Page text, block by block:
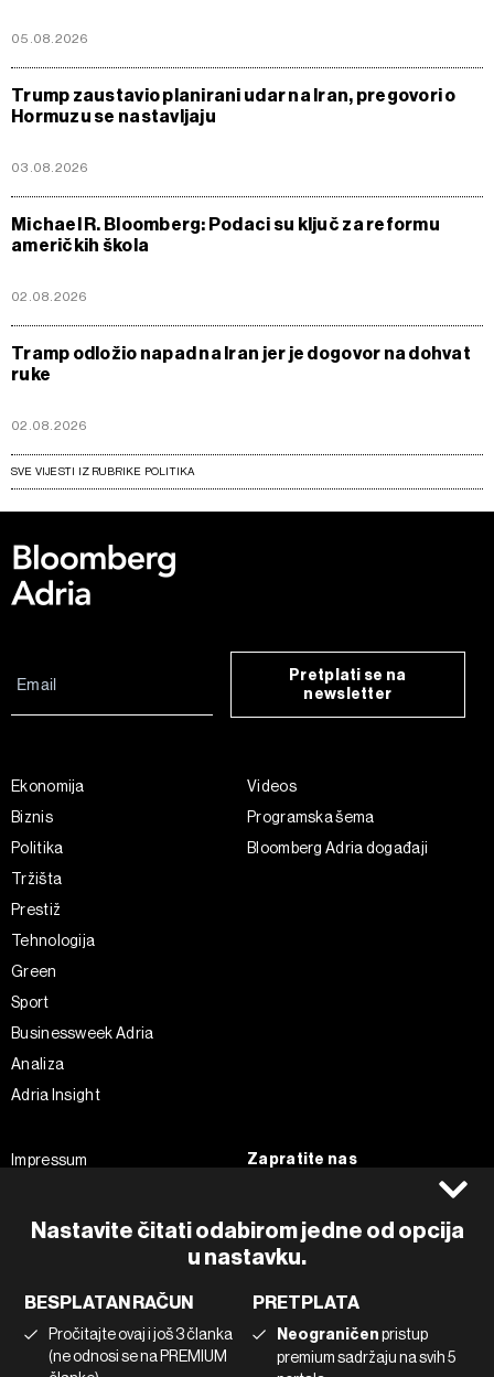
05.08.2026
Trump zaustavio planirani udar na Iran, pregovori o
Hormuzu se nastavljaju
03.08.2026
Michael R. Bloomberg: Podaci su ključ za reformu
američkih škola
02.08.2026
Tramp odložio napad na Iran jer je dogovor na dohvat
ruke
02.08.2026
SVE VIJESTI IZ RUBRIKE POLITIKA
Nastavite čitati odabirom jedne od opcija
u nastavku.
BESPLATAN RAČUN
Pročitajte ovaj i još 3 članka
(ne odnosi se na PREMIUM
PRETPLATA
Neograničenpristup
premium sadržaju na svih 5
Pretplati se na
newsletter
Ekonomija
Biznis
Politika
Tržišta
Prestiž
Tehnologija
Green
Sport
Businessweek Adria
Analiza
Adria Insight
Videos
Programska šema
Bloomberg Adria događaji
Impressum
Pravila privatnosti
Korištenje umjetne inteligencije
Zapratite nas
Instagram
Twitter
Tiktok